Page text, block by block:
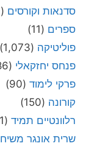
סדנאות וקורסים (10)
ספרים (11)
פוליטיקה (1,073)
פנחס יחזקאלי (1,986)
פרקי לימוד (90)
קורונה (150)
רלוונטיים תמיד (4,091)
שרית אונגר משיח